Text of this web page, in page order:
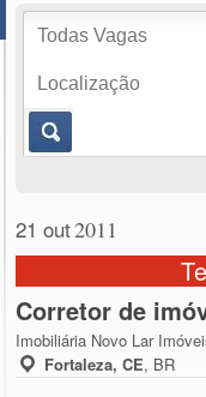
21 out2011
Corretor de
Imobiliária Novo Lar
Fortaleza, CE, BR